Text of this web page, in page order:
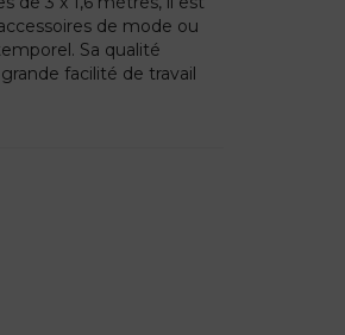
de mode ou
Sa qualité
facilité de travail